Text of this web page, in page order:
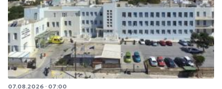
07.08.2026 · 07:00